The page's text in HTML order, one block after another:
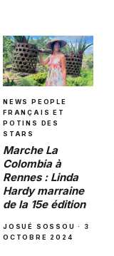
NEWS PEOPLE
FRANÇAIS ET
POTINS DES
STARS
Marche La
Colombia à
Rennes : Linda
Hardy marraine
de la 15e édition
JOSUÉ SOSSOU · 3
OCTOBRE 2024